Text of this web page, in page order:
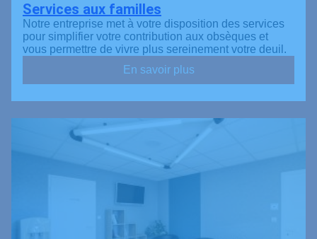
Services aux familles
Notre entreprise met à votre disposition des services
pour simplifier votre contribution aux obsèques et
vous permettre de vivre plus sereinement votre deuil.
En savoir plus